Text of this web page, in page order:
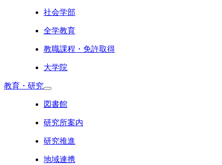
社会学部
全学教育
教職課程・免許取得
大学院
教育・研究
図書館
研究所案内
研究推進
地域連携